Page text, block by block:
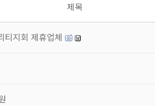
제목
티지회 제휴업체